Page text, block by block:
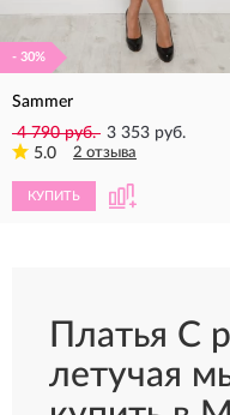
- 30%
Sammer
4 790 руб. 3 353 руб.
5.0
2 отзыва
КУПИТЬ
Платья С
летучая